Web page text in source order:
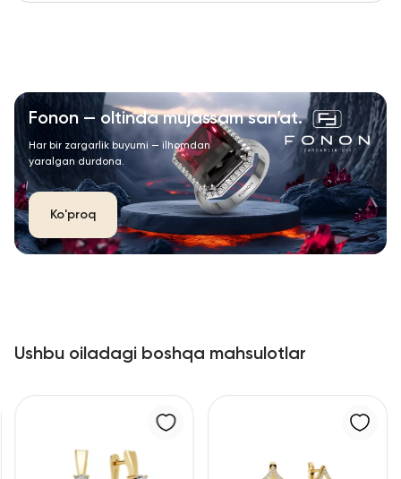
Fonon — oltinda mujassam san’at.
Har bir zargarlik buyumi — ilhomdan
yaralgan durdona.
Ko'proq
Ushbu oiladagi boshqa mahsulotlar